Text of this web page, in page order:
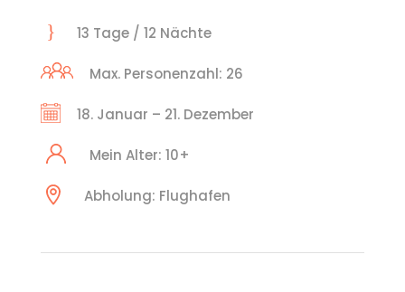
13 Tage / 12 Nächte
Max. Personenzahl: 26
18. Januar – 21. Dezember
Mein Alter: 10+
Abholung: Flughafen